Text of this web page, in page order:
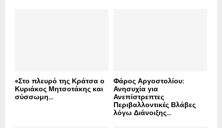
«Στο πλευρό της Κράτσα ο
Κυριάκος Μητσοτάκης και
σύσσωμη...
Φάρος Αργοστολίου:
Ανησυχία για
Ανεπίστρεπτες
Περιβαλλοντικές Βλάβες
λόγω Διάνοιξης...